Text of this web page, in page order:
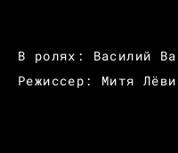
В ролях: Василий
Режиссер: Митя